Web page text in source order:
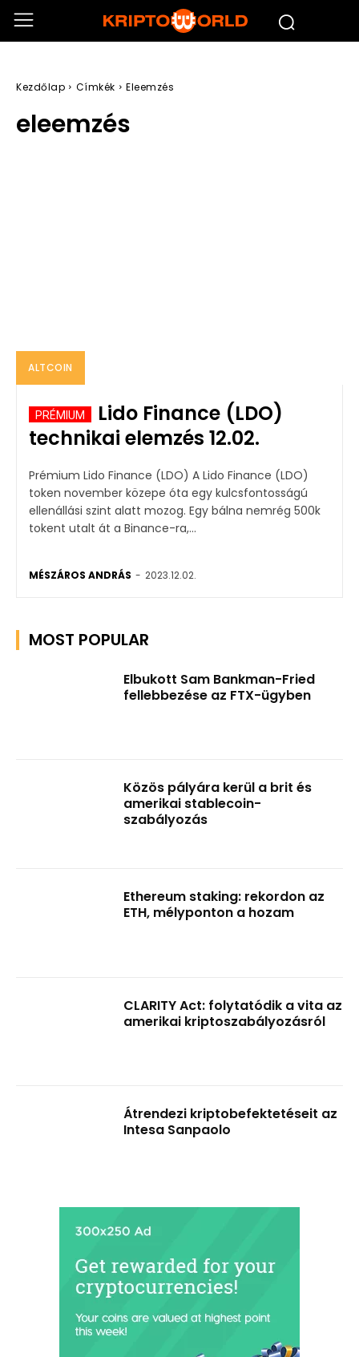
Kezdőlap Címkék Eleemzés
eleemzés
ALTCOIN
Lido Finance (LDO)
technikai elemzés 12.02.
Prémium Lido Finance (LDO) A Lido Finance (LDO)
token november közepe óta egy kulcsfontosságú
ellenállási szint alatt mozog. Egy bálna nemrég 500k
tokent utalt át a Binance-ra,...
MÉSZÁROS ANDRÁS - 2023.12.02.
MOST POPULAR
Elbukott Sam Bankman-Fried
fellebbezése az FTX-ügyben
Közös pályára kerül a brit és
amerikai stablecoin-
szabályozás
Ethereum staking: rekordon az
ETH, mélyponton a hozam
CLARITY Act: folytatódik a vita az
amerikai kriptoszabályozásról
Átrendezi kriptobefektetéseit az
Intesa Sanpaolo